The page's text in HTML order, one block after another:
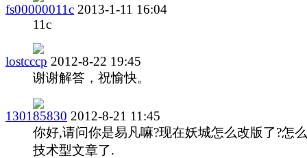
fs00000011c 2013-1-11 16:04
11c
lostcccp 2012-8-22 19:45
谢谢解答，祝愉快。
130185830 2012-8-21 11:45
你好,请问你是易凡嘛?现在妖城怎么改版了?怎
技术型文章了.